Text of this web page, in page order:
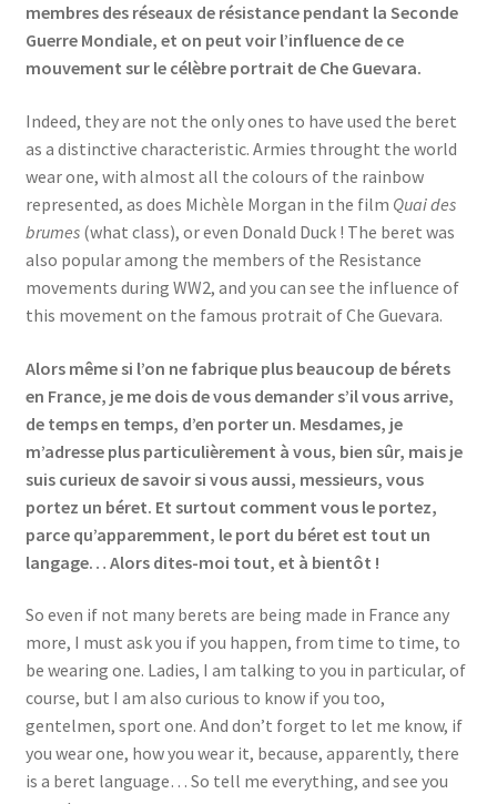
membres des réseaux de résistance pendant la Seconde
Guerre Mondiale, et on peut voir l’influence de ce
mouvement sur le célèbre portrait de Che Guevara.
Indeed, they are not the only ones to have used the beret
as a distinctive characteristic. Armies throught the world
wear one, with almost all the colours of the rainbow
represented, as does Michèle Morgan in the film Quai des
brumes(what class), or even Donald Duck ! The beret was
also popular among the members of the Resistance
movements during WW2, and you can see the influence of
this movement on the famous protrait of Che Guevara.
Alors même si l’on ne fabrique plus beaucoup de bérets
en France, je me dois de vous demander s’il vous arrive,
de temps en temps, d’en porter un. Mesdames, je
m’adresse plus particulièrement à vous, bien sûr, mais je
suis curieux de savoir si vous aussi, messieurs, vous
portez un béret. Et surtout comment vous le portez,
parce qu’apparemment, le port du béret est tout un
langage… Alors dites-moi tout, et à bientôt !
So even if not many berets are being made in France any
more, I must ask you if you happen, from time to time, to
be wearing one. Ladies, I am talking to you in particular, of
course, but I am also curious to know if you too,
gentelmen, sport one. And don’t forget to let me know, if
you wear one, how you wear it, because, apparently, there
is a beret language… So tell me everything, and see you